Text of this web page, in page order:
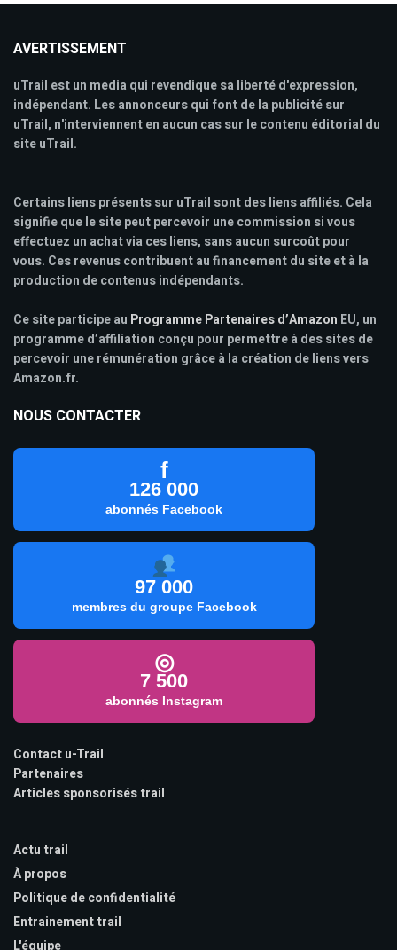
AVERTISSEMENT
uTrail est un media qui revendique sa liberté d'expression,
indépendant. Les annonceurs qui font de la publicité sur
uTrail, n'interviennent en aucun cas sur le contenu éditorial du
site uTrail.
Certains liens présents sur uTrail sont des liens affiliés. Cela
signifie que le site peut percevoir une commission si vous
effectuez un achat via ces liens, sans aucun surcoût pour
vous. Ces revenus contribuent au financement du site et à la
production de contenus indépendants.
Ce site participe au Programme Partenaires d’Amazon EU, un
programme d’affiliation conçu pour permettre à des sites de
percevoir une rémunération grâce à la création de liens vers
Amazon.fr.
NOUS CONTACTER
f
126 000
abonnés Facebook
97 000
membres du groupe Facebook
◎
7 500
abonnés Instagram
Contact u-Trail
Partenaires
Articles sponsorisés trail
Actu trail
À propos
Politique de confidentialité
Entrainement trail
L'équipe